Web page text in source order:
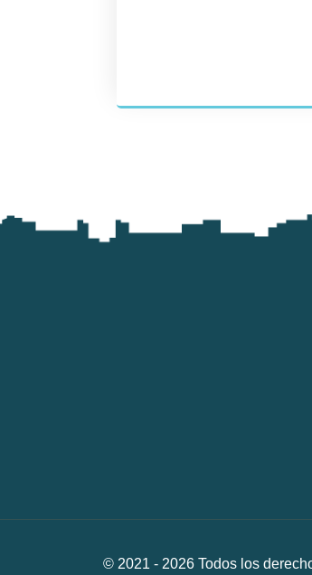
© 2021 - 2026 Todos los